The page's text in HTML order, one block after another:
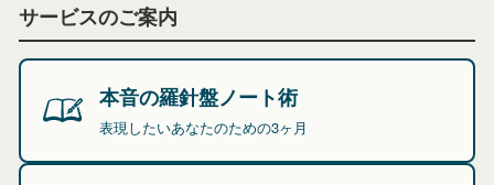
サービスのご案内
本音の羅針盤ノート術
表現したいあなたのための3ヶ月